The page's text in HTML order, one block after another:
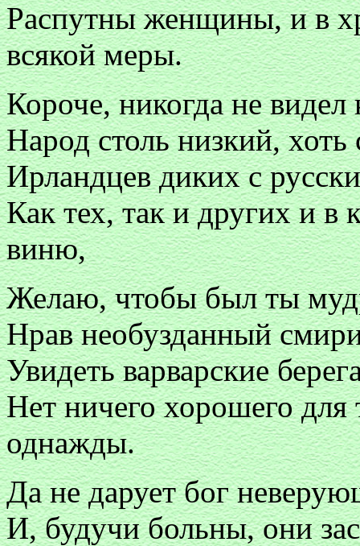
Распутны женщины, и в
всякой меры.
Короче, никогда не видел
Народ столь низкий,
Ирландцев диких с
Как тех, так и других и в
виню,
Желаю, чтобы был ты
Нрав необузданный
Увидеть варварские
Нет ничего хорошего для
однажды.
Да не дарует бог
И, будучи больны, они